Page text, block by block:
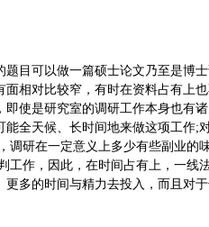
目可以做一篇硕士论文乃至是博
相对比较窄，有时在资料占有上
使是研究室的调研工作本身也有
全天候、长时间地来做这项工作;
调研在一定意义上多少有些副业的
作，因此，在时间占有上，一线
多的时间与精力去投入，而且对